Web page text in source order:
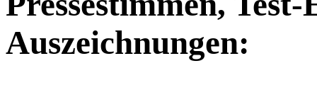
Auszeichnungen: